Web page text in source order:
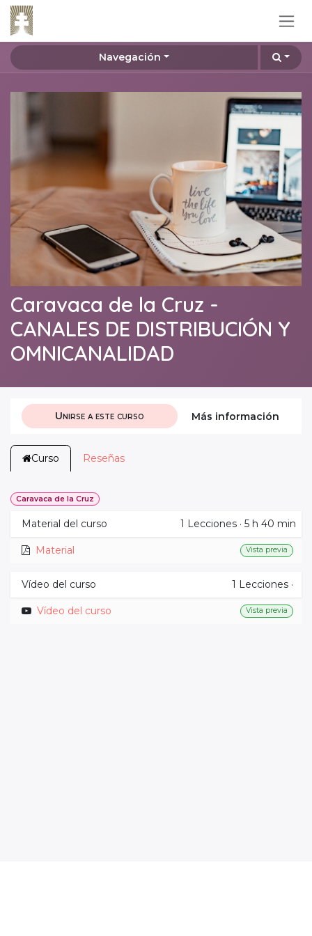
Ir al contenido
Navegación
Caravaca de la Cruz -
CANALES DE DISTRIBUCIÓN Y
OMNICANALIDAD
Unirse a este curso Más información
Curso Reseñas
Caravaca de la Cruz
Material del curso 1 Lecciones · 5 h 40 min
Material Vista previa
Vídeo del curso 1 Lecciones ·
Vídeo del curso Vista previa